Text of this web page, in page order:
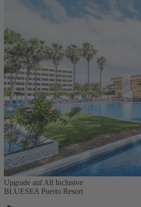
Upgrade auf All Inclusive
BLUESEA Puerto Resort